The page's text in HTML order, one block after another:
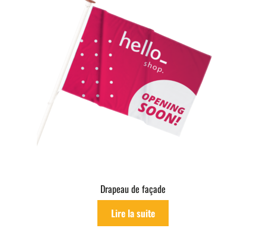
Drapeau de façade
Lire la suite